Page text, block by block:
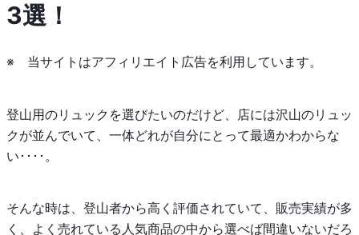
3選！
※ 当サイトはアフィリエイト広告を利用しています。
登山用のリュックを選びたいのだけど、店には沢山のリュッ
クが並んでいて、一体どれが自分にとって最適かわからな
い････。
そんな時は、登山者から高く評価されていて、販売実績が多
く、よく売れている人気商品の中から選べば間違いないだろ